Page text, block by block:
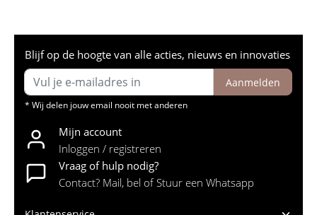
Blijf op de hoogte van alle acties, nieuws en innovaties
Aanmelden
* Wij delen jouw email nooit met anderen
Mijn account
Inloggen / registreren
Vraag of hulp nodig?
Contact? Mail, bel of Stuur een Whatsapp